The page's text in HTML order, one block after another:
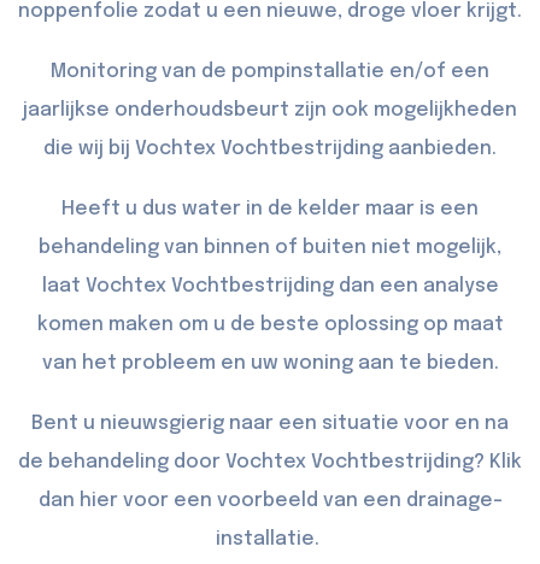
noppenfolie zodat u een nieuwe, droge vloer krijgt.
Monitoring van de pompinstallatie en/of een
jaarlijkse onderhoudsbeurt zijn ook mogelijkheden
die wij bij Vochtex Vochtbestrijding aanbieden.
Heeft u dus water in de kelder maar is een
behandeling van binnen of buiten niet mogelijk,
laat Vochtex Vochtbestrijding dan een analyse
komen maken om u de beste oplossing op maat
van het probleem en uw woning aan te bieden.
Bent u nieuwsgierig naar een situatie voor en na
de behandeling door Vochtex Vochtbestrijding? Klik
dan hiervoor een voorbeeld van een drainage-
installatie.